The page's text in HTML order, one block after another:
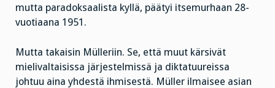
mutta paradoksaalista kyllä, päätyi itsemurhaan 28-
vuotiaana 1951.
Mutta takaisin Mülleriin. Se, että muut kärsivät
mielivaltaisissa järjestelmissä ja diktatuureissa
johtuu aina yhdestä ihmisestä. Müller ilmaisee asian